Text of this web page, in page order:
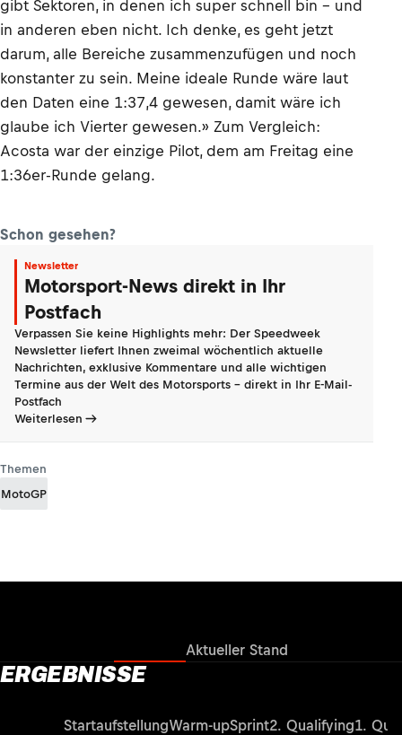
gibt Sektoren, in denen ich super schnell bin – und
in anderen eben nicht. Ich denke, es geht jetzt
darum, alle Bereiche zusammenzufügen und noch
konstanter zu sein. Meine ideale Runde wäre laut
den Daten eine 1:37,4 gewesen, damit wäre ich
glaube ich Vierter gewesen.» Zum Vergleich:
Acosta war der einzige Pilot, dem am Freitag eine
1:36er-Runde gelang.
Schon gesehen?
Newsletter
Motorsport-News direkt in Ihr
Postfach
Verpassen Sie keine Highlights mehr: Der Speedweek
Newsletter liefert Ihnen zweimal wöchentlich aktuelle
Nachrichten, exklusive Kommentare und alle wichtigen
Termine aus der Welt des Motorsports - direkt in Ihr E-Mail-
Postfach
Weiterlesen
Themen
MotoGP
Aktueller Stand
ERGEBNISSE
StartaufstellungWarm-upSprint2. Qualifying1.